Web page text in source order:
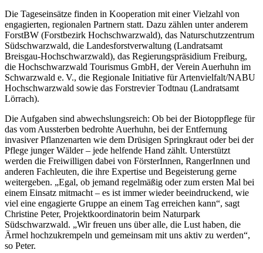
Die Tageseinsätze finden in Kooperation mit einer Vielzahl von
engagierten, regionalen Partnern statt. Dazu zählen unter anderem
ForstBW (Forstbezirk Hochschwarzwald), das Naturschutzzentrum
Südschwarzwald, die Landesforstverwaltung (Landratsamt
Breisgau-Hochschwarzwald), das Regierungspräsidium Freiburg,
die Hochschwarzwald Tourismus GmbH, der Verein Auerhuhn im
Schwarzwald e. V., die Regionale Initiative für Artenvielfalt/NABU
Hochschwarzwald sowie das Forstrevier Todtnau (Landratsamt
Lörrach).
Die Aufgaben sind abwechslungsreich: Ob bei der Biotoppflege für
das vom Aussterben bedrohte Auerhuhn, bei der Entfernung
invasiver Pflanzenarten wie dem Drüsigen Springkraut oder bei der
Pflege junger Wälder – jede helfende Hand zählt. Unterstützt
werden die Freiwilligen dabei von FörsterInnen, RangerInnen und
anderen Fachleuten, die ihre Expertise und Begeisterung gerne
weitergeben. „Egal, ob jemand regelmäßig oder zum ersten Mal bei
einem Einsatz mitmacht – es ist immer wieder beeindruckend, wie
viel eine engagierte Gruppe an einem Tag erreichen kann“, sagt
Christine Peter, Projektkoordinatorin beim Naturpark
Südschwarzwald. „Wir freuen uns über alle, die Lust haben, die
Ärmel hochzukrempeln und gemeinsam mit uns aktiv zu werden“,
so Peter.